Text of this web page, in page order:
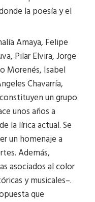
la poesía y el
Amaya, Felipe
Pilar Elvira, Jorge
Morenés, Isabel
Chavarría,
un grupo
unos años a
la lírica actual. Se
un homenaje a
Además,
asociados al color
y musicales–.
que